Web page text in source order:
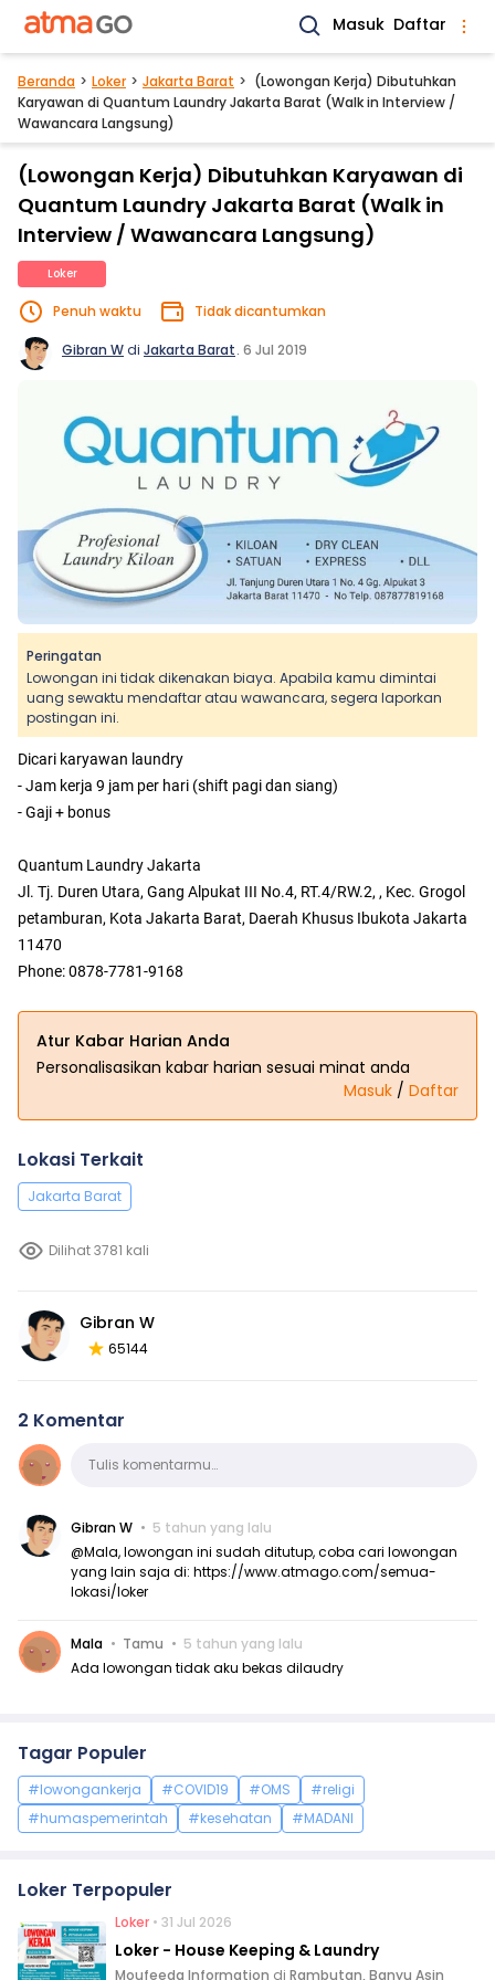
Masuk Daftar
Beranda Loker Jakarta Barat
(Lowongan Kerja) Dibutuhkan
Karyawan di Quantum Laundry Jakarta Barat (Walk in Interview /
Wawancara Langsung)
(Lowongan Kerja) Dibutuhkan Karyawan di
Quantum Laundry Jakarta Barat (Walk in
Interview / Wawancara Langsung)
Loker
Penuh waktu Tidak dicantumkan
Gibran Wdi Jakarta Barat. 6 Jul 2019
Peringatan
Lowongan ini tidak dikenakan biaya. Apabila kamu dimintai
uang sewaktu mendaftar atau wawancara, segera laporkan
postingan ini.
Dicari karyawan laundry
- Jam kerja 9 jam per hari (shift pagi dan siang)
- Gaji + bonus
Quantum Laundry Jakarta
Jl. Tj. Duren Utara, Gang Alpukat III No.4, RT.4/RW.2, , Kec. Grogol
petamburan, Kota Jakarta Barat, Daerah Khusus Ibukota Jakarta
11470
Phone: 0878-7781-9168
Atur Kabar Harian Anda
Personalisasikan kabar harian sesuai minat anda
Masuk / Daftar
Lokasi Terkait
Jakarta Barat
Dilihat 3781 kali
Gibran W
65144
2 Komentar
KomentarTulis komentarmu…
Gibran W
5 tahun yang lalu
@Mala, lowongan ini sudah ditutup, coba cari lowongan
yang lain saja di: https://www.atmago.com/semua-
lokasi/loker
Mala Tamu
5 tahun yang lalu
Ada lowongan tidak aku bekas dilaudry
Tagar Populer
#lowongankerja #COVID19 #OMS
#religi
#humaspemerintah
#kesehatan #MADANI
Loker Terpopuler
Loker • 31 Jul 2026
Loker - House Keeping & Laundry
Moufeeda Information di Rambutan, Banyu Asin